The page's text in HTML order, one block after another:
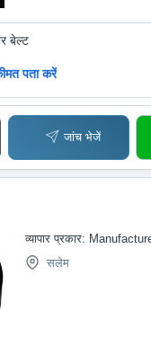
बेल्ट
पता करें
जांच भेजें
व्यापार प्रकार:
सलेम